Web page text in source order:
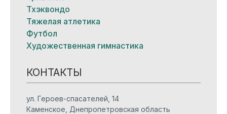
Тхэквондо
Тяжелая атлетика
Футбол
Художественная гимнастика
КОНТАКТЫ
ул. Героев-спасателей, 14
Каменское, Днепропетровская область